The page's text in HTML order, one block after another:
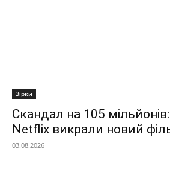
Зірки
Скандал на 105
Netflix викрали новий
03.08.2026